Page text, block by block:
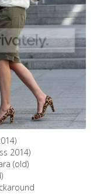
2014)
(old)